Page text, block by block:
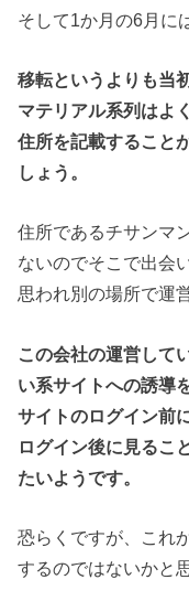
そして1か月の6月に
移転というよりも当
マテリアル系列はよ
住所を記載すること
しょう。
住所であるチサンマ
ないのでそこで出会
思われ別の場所で運
この会社の運営して
い系サイトへの誘導
サイトのログイン前
ログイン後に見るこ
たいようです。
恐らくですが、これ
するのではないかと